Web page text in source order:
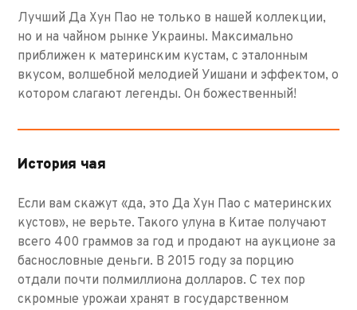
Лучший Да Хун Пао не только в нашей коллекции,
но и на чайном рынке Украины. Максимально
приближен к материнским кустам, с эталонным
вкусом, волшебной мелодией Уишани и эффектом, о
котором слагают легенды. Он божественный!
История чая
Если вам скажут «да, это Да Хун Пао с материнских
кустов», не верьте. Такого улуна в Китае получают
всего 400 граммов за год и продают на аукционе за
баснословные деньги. В 2015 году за порцию
отдали почти полмиллиона долларов. С тех пор
скромные урожаи хранят в государственном